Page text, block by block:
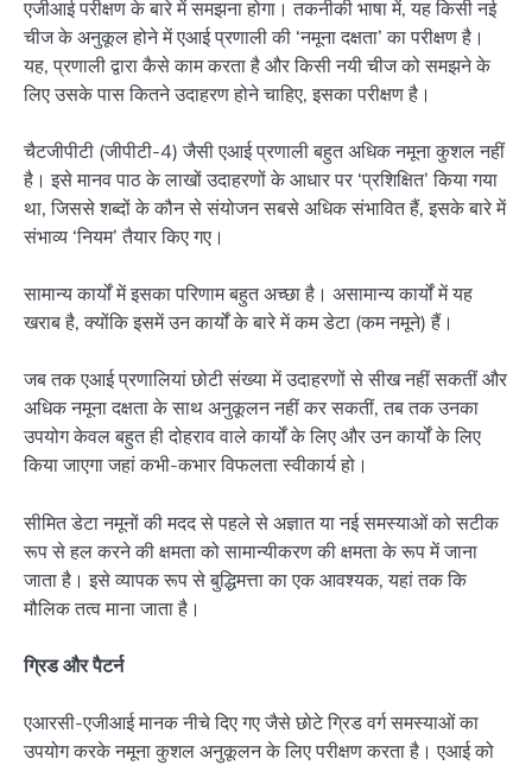
एजीआई परीक्षण के बारे में समझना होगा। तकनीकी भाषा में, यह किसी नई
चीज के अनुकूल होने में एआई प्रणाली की ‘नमूना दक्षता’ का परीक्षण है।
यह, प्रणाली द्वारा कैसे काम करता है और किसी नयी चीज को समझने के
लिए उसके पास कितने उदाहरण होने चाहिए, इसका परीक्षण है।
चैटजीपीटी (जीपीटी-4) जैसी एआई प्रणाली बहुत अधिक नमूना कुशल नहीं
है। इसे मानव पाठ के लाखों उदाहरणों के आधार पर ‘प्रशिक्षित’ किया गया
था, जिससे शब्दों के कौन से संयोजन सबसे अधिक संभावित हैं, इसके बारे में
संभाव्य ‘नियम’ तैयार किए गए।
सामान्य कार्यों में इसका परिणाम बहुत अच्छा है। असामान्य कार्यों में यह
खराब है, क्योंकि इसमें उन कार्यों के बारे में कम डेटा (कम नमूने) हैं।
जब तक एआई प्रणालियां छोटी संख्या में उदाहरणों से सीख नहीं सकतीं और
अधिक नमूना दक्षता के साथ अनुकूलन नहीं कर सकतीं, तब तक उनका
उपयोग केवल बहुत ही दोहराव वाले कार्यों के लिए और उन कार्यों के लिए
किया जाएगा जहां कभी-कभार विफलता स्वीकार्य हो।
सीमित डेटा नमूनों की मदद से पहले से अज्ञात या नई समस्याओं को सटीक
रूप से हल करने की क्षमता को सामान्यीकरण की क्षमता के रूप में जाना
जाता है। इसे व्यापक रूप से बुद्धिमत्ता का एक आवश्यक, यहां तक कि
मौलिक तत्व माना जाता है।
ग्रिड और पैटर्न
एआरसी-एजीआई मानक नीचे दिए गए जैसे छोटे ग्रिड वर्ग समस्याओं का
उपयोग करके नमूना कुशल अनुकूलन के लिए परीक्षण करता है। एआई को